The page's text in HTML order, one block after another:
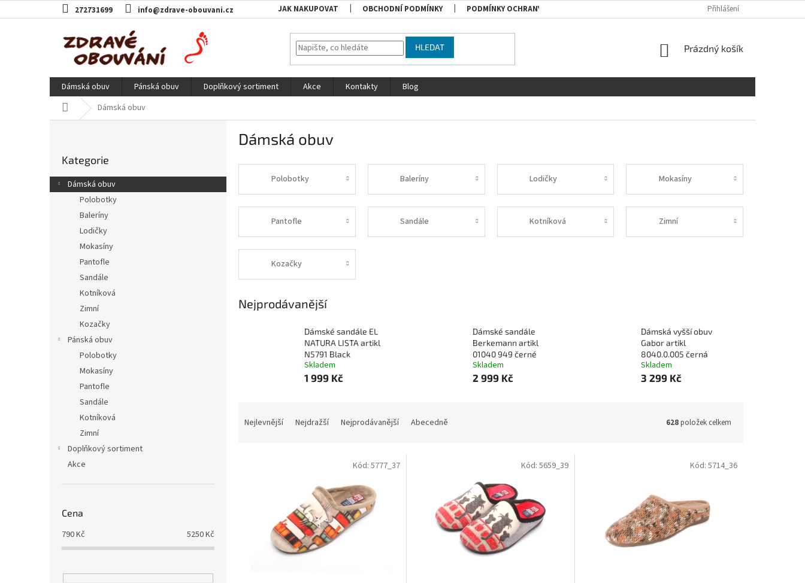
na
272731699 info@zdrave-obouvani.cz JAK NAKUPOVAT OBCHODNÍ PODMÍNKY PODMÍNKY OCHRANY OSOBNÍCH ÚDAJŮ RADY A DOPORUČENÍ TABULKA
Přihlášení
HLEDAT
NÁKUPNÍ
Prázdný košík
Dámská obuv Pánská obuv Doplňkový sortiment Akce Kontakty
Blog
Domů Dámská obuv
r
a
kategorie
Kategorie
Dámská obuv
Polobotky
Baleríny
Lodičky
Mokasíny
Pantofle
Sandále
Kotníková
Zimní
Kozačky
Pánská obuv
Polobotky
Mokasíny
Pantofle
Sandále
Kotníková
Zimní
Doplňkový sortiment
Akce
Cena
790Kč 5250Kč
Dámská obuv
Polobotky Baleríny Lodičky Mokasíny
Pantofle Sandále Kotníková Zimní
Kozačky
Nejprodávanější
Dámské sandále EL
NATURA LISTA artikl
N5791 Black
Skladem
1 999 Kč
Dámské sandále
Berkemann artikl
01040 949 černé
Skladem
2 999 Kč
Dámská vyšší obuv
Gabor artikl
8040.0.005 černá
Skladem
3 299 Kč
Nejlevnější Nejdražší Nejprodávanější Abecedně 628položek celkem
Kód: 5777_37 Kód: 5659_39 Kód: 5714_36